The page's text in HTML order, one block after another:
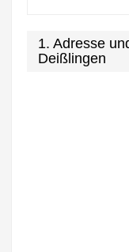
1. Adresse
Deißlingen